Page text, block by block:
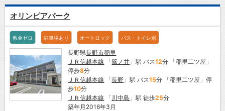
オリンピアパーク
敷金ゼロ 駐車場あり オートロック バス・トイレ別
長野県長野市稲里
ＪＲ信越本線 「篠ノ井 」駅 バス12分 「稲里二ツ屋」
停歩8分
ＪＲ信越本線 「長野 」駅 バス15分 「稲里二ツ屋」停
歩10分
ＪＲ信越本線 「 川中島 」駅 徒歩25分
築年月2016年3月